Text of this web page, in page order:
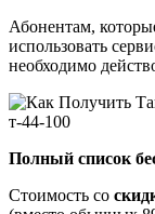
Абонентам,
использовать
необходимо
Полный список
Стоимость со